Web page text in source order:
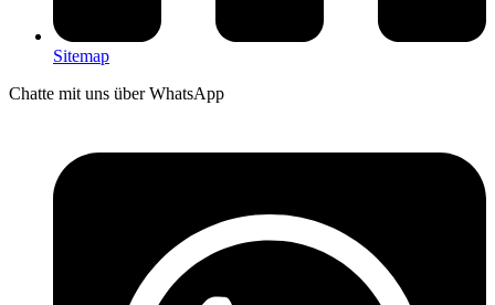
Sitemap
Chatte mit uns über WhatsApp